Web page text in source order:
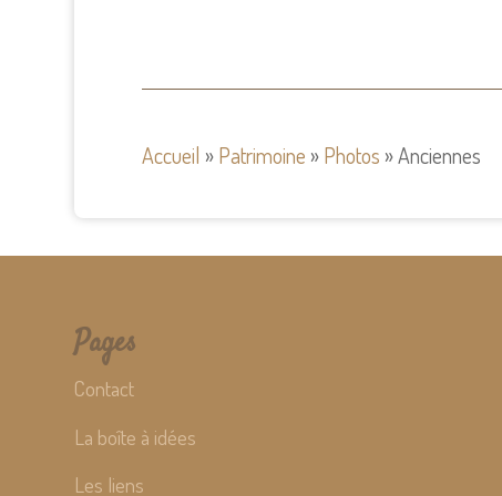
Accueil »Patrimoine »Photos »Anciennes
Pages
Contact
La boîte à idées
Les liens